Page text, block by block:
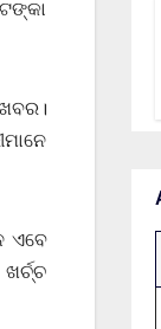
ଏବେ